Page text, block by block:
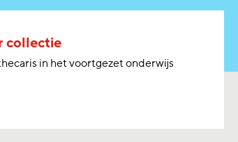
collectie
in het voortgezet onderwijs